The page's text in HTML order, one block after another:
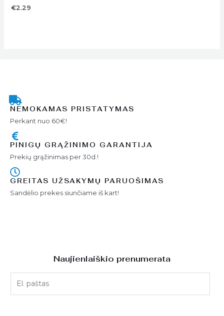
€2.29
NEMOKAMAS PRISTATYMAS
Perkant nuo 60€!
PINIGŲ GRĄŽINIMO GARANTIJA
Prekių grąžinimas per 30d.!
GREITAS UŽSAKYMŲ PARUOŠIMAS
Sandėlio prekes siunčiame iš kart!
Naujienlaiškio prenumerata